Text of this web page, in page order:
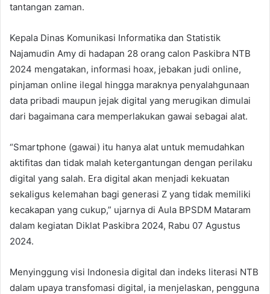
tantangan zaman.
Kepala Dinas Komunikasi Informatika dan Statistik
Najamudin Amy di hadapan 28 orang calon Paskibra NTB
2024 mengatakan, informasi hoax, jebakan judi online,
pinjaman online ilegal hingga maraknya penyalahgunaan
data pribadi maupun jejak digital yang merugikan dimulai
dari bagaimana cara memperlakukan gawai sebagai alat.
“Smartphone (gawai) itu hanya alat untuk memudahkan
aktifitas dan tidak malah ketergantungan dengan perilaku
digital yang salah. Era digital akan menjadi kekuatan
sekaligus kelemahan bagi generasi Z yang tidak memiliki
kecakapan yang cukup,” ujarnya di Aula BPSDM Mataram
dalam kegiatan Diklat Paskibra 2024, Rabu 07 Agustus
2024.
Menyinggung visi Indonesia digital dan indeks literasi NTB
dalam upaya transfomasi digital, ia menjelaskan, pengguna